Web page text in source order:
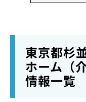
東京都杉
ホーム（
情報一覧